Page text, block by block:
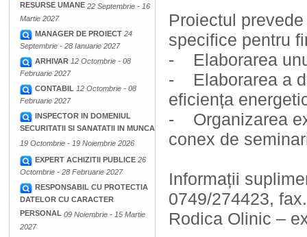
RESURSE UMANE 22 Septembrie - 16
Martie 2027
MANAGER DE PROIECT 24
Septembrie - 28 Ianuarie 2027
ARHIVAR 12 Octombrie - 08
Februarie 2027
CONTABIL 12 Octombrie - 08
Februarie 2027
INSPECTOR IN DOMENIUL
SECURITATII SI SANATATII IN MUNCA
19 Octombrie - 19 Noiembrie 2026
EXPERT ACHIZITII PUBLICE 26
Octombrie - 28 Februarie 2027
RESPONSABIL CU PROTECTIA
DATELOR CU CARACTER
PERSONAL 09 Noiembrie - 15 Martie
2027
Proiectul
specifice pentru
- Elaborarea
- Elaborarea a
eficiența
- Organizarea
conex de
Informații
0749/274423,
Rodica Olinic –